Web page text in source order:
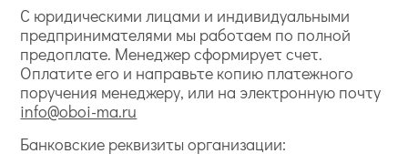
С юридическими лицами и индивидуальными
предпринимателями мы работаем по полной
предоплате. Менеджер сформирует счет.
Оплатите его и направьте копию платежного
поручения менеджеру, или на электронную почту
info@oboi-ma.ru
Банковские реквизиты организации: